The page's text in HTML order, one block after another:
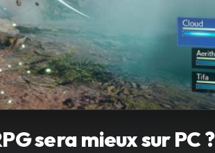
sera mieux sur PC ?